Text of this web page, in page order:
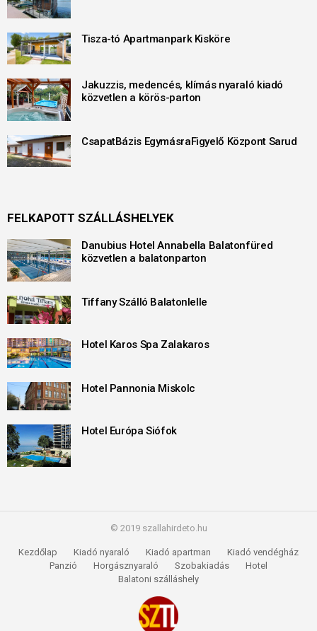
Tisza-tó Apartmanpark Kisköre
Jakuzzis, medencés, klímás nyaraló kiadó
közvetlen a körös-parton
CsapatBázis EgymásraFigyelő Központ Sarud
FELKAPOTT SZÁLLÁSHELYEK
Danubius Hotel Annabella Balatonfüred
közvetlen a balatonparton
Tiffany Szálló Balatonlelle
Hotel Karos Spa Zalakaros
Hotel Pannonia Miskolc
Hotel Európa Siófok
© 2019 szallahirdeto.hu
Kezdőlap Kiadó nyaraló Kiadó apartman
Kiadó vendégház
Panzió
Horgásznyaraló Szobakiadás
Hotel
Balatoni szálláshely